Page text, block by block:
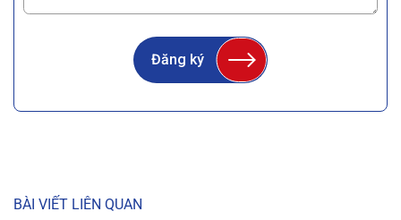
Đăng ký
BÀI VIẾT LIÊN QUAN